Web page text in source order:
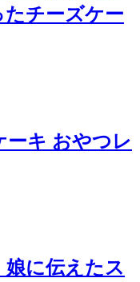
チーズケー
ーキ おやつレ
娘に伝えたス